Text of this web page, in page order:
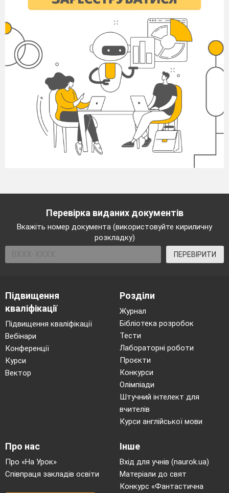
Перевірка виданих документів
Вкажіть номер документа (використовуйте кириличну
розкладку)
ПЕРЕВІРИТИ
Підвищення
кваліфікації
Підвищення кваліфікації
Вебінари
Конференції
Курси
Вектор
Розділи
Журнал
Бібліотека розробок
Тести
Лабораторні роботи
Проєкти
Конкурси
Олімпіади
Штучний інтелект для
вчителів
Курси англійської мови
Про нас
Про «На Урок»
Співпраця закладів освіти
Інше
Вхід для учнів (naurok.ua)
Матеріали до свят
Конкурс «Фантастична